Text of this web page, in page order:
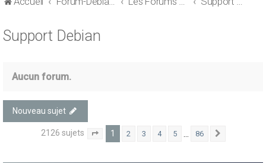
Support Debian
Aucun forum.
Nouveau sujet
2126 sujets Page sur 86
1 2 3 4 5 86